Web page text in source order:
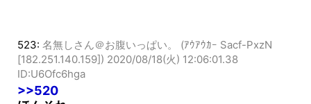
523: 名無しさん＠お腹いっぱい。 (ｱｳｱｳｶｰ Sacf-PxzN
[182.251.140.159]) 2020/08/18(火) 12:06:01.38
ID:U6Ofc6hga
>>520